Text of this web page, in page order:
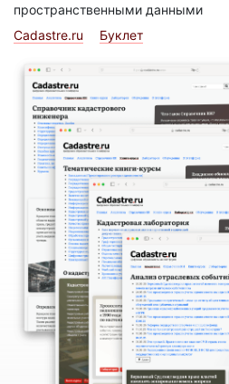
пространственными данными
Cadastre.ru
Буклет